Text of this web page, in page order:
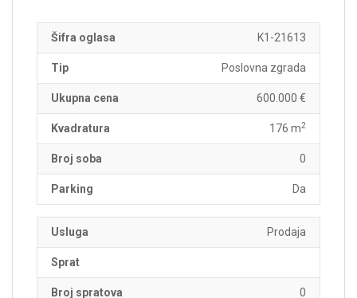
Šifra oglasa K1-21613
Tip Poslovna zgrada
Ukupna cena 600.000 €
Kvadratura 176 m2
Broj soba 0
Parking Da
Usluga Prodaja
Sprat
Broj spratova 0